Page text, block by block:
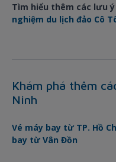
Tìm hiểu thêm các lưu
nghiệm du lịch đảo Cô
Khám phá thêm
Ninh
Vé máy bay từ TP. Hồ
bay từ Vân Đồn